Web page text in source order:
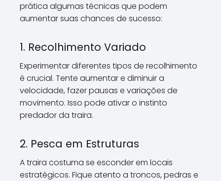
prática algumas técnicas que podem
aumentar suas chances de sucesso:
1. Recolhimento Variado
Experimentar diferentes tipos de recolhimento
é crucial. Tente aumentar e diminuir a
velocidade, fazer pausas e variações de
movimento. Isso pode ativar o instinto
predador da traira.
2. Pesca em Estruturas
A traira costuma se esconder em locais
estratégicos. Fique atento a troncos, pedras e